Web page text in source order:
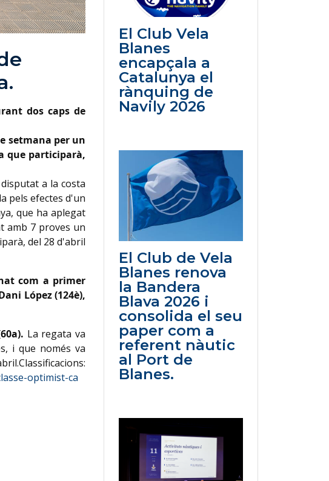
dos caps de
setmana per un
que participarà,
a la costa
pels efectes d'un
que ha aplegat
amb 7 proves un
del 28 d'abril
com a primer
López (124è),
La regata va
i que només va
optimist-ca
El Club Vela
Blanes
encapçala a
Catalunya el
rànquing de
Navily 2026
El Club de Vela
Blanes renova
la Bandera
Blava 2026 i
consolida el seu
paper com a
referent nàutic
al Port de
Blanes.